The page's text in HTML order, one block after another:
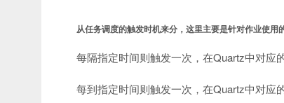
从任务调度的触发时机来分，这里主要是针对作业使用
每隔指定时间则触发一次，在Quartz中对应
每到指定时间则触发一次，在Quartz中对应